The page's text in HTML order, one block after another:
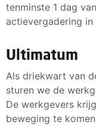
tenminste 1 dag
actievergadering in
Ultimatum
Als driekwart van
sturen we de
De werkgevers
beweging te